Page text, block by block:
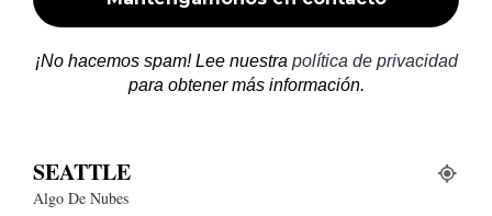
¡No hacemos spam! Lee nuestra política de privacidad
para obtener más información.
SEATTLE
Algo De Nubes